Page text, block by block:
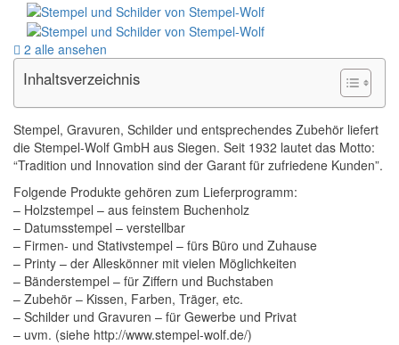
2 alle ansehen
Inhaltsverzeichnis
Stempel, Gravuren, Schilder und entsprechendes Zubehör liefert
die Stempel-Wolf GmbH aus Siegen. Seit 1932 lautet das Motto:
“Tradition und Innovation sind der Garant für zufriedene Kunden”.
Folgende Produkte gehören zum Lieferprogramm:
– Holzstempel – aus feinstem Buchenholz
– Datumsstempel – verstellbar
– Firmen- und Stativstempel – fürs Büro und Zuhause
– Printy – der Alleskönner mit vielen Möglichkeiten
– Bänderstempel – für Ziffern und Buchstaben
– Zubehör – Kissen, Farben, Träger, etc.
– Schilder und Gravuren – für Gewerbe und Privat
– uvm. (siehe http://www.stempel-wolf.de/)